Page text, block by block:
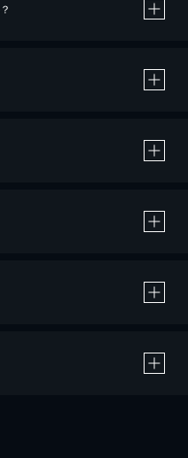
済による作品の購入 / レンタルです。
ンタルは、20％のポイント還元です。